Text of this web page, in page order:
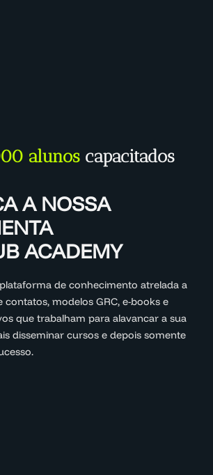
alunos capacitados
A NOSSA
ACADEMY
de conhecimento atrelada a
contatos, modelos GRC, e-books e
que trabalham para alavancar a sua
disseminar cursos e depois somente